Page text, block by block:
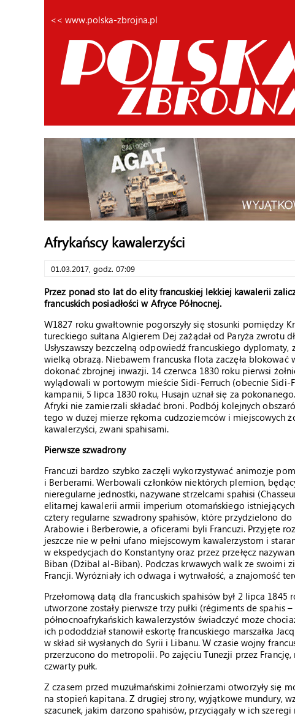
<< www.polska-zbrojna.pl
Afrykańscy kawalerzyści
01.03.2017, godz. 07:09
Przez ponad sto lat do elity francuskiej lekkiej kawalerii
francuskich posiadłości w Afryce Północnej.
W1827 roku gwałtownie pogorszyły się stosunki pomiędzy
tureckiego sułtana Algierem Dej zażądał od Paryża zwrotu
Usłyszawszy bezczelną odpowiedź francuskiego dyplomaty,
wielką obrazą. Niebawem francuska flota zaczęła
dokonać zbrojnej inwazji. 14 czerwca 1830 roku pierwsi
wylądowali w portowym mieście Sidi-Ferruch (obecnie
kampanii, 5 lipca 1830 roku, Husajn uznał się za
Afryki nie zamierzali składać broni. Podbój kolejnych
tego w dużej mierze rękoma cudzoziemców i miejscowych
kawalerzyści, zwani spahisami.
Pierwsze szwadrony
Francuzi bardzo szybko zaczęli wykorzystywać animozje
i Berberami. Werbowali członków niektórych plemion,
nieregularne jednostki, nazywane strzelcami spahisi
elitarnej kawalerii armii imperium otomańskiego
cztery regularne szwadrony spahisów, które przydzielono do
Arabowie i Berberowie, a oficerami byli Francuzi. Przyjęte
jeszcze nie w pełni ufano miejscowym kawalerzystom i
w ekspedycjach do Konstantyny oraz przez przełęcz
Biban (Dżibal al-Biban). Podczas krwawych walk ze swoimi
Francji. Wyróżniały ich odwaga i wytrwałość, a znajomość
Przełomową datą dla francuskich spahisów był 2 lipca
utworzone zostały pierwsze trzy pułki (régiments de spahis
północnoafrykańskich kawalerzystów świadczyć może
ich pododdział stanowił eskortę francuskiego marszałka
w skład sił wysłanych do Syrii i Libanu. W czasie wojny
przerzucono do metropolii. Po zajęciu Tunezji przez
czwarty pułk.
Z czasem przed muzułmańskimi żołnierzami otworzyły się
na stopień kapitana. Z drugiej strony, wyjątkowe mundury,
szacunek, jakim darzono spahisów, przyciągały w ich